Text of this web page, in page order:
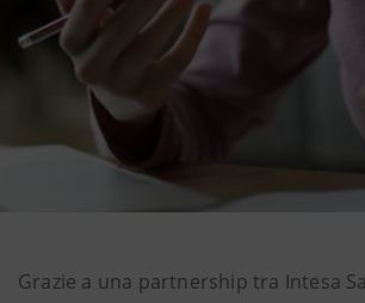
Grazie a una partnership tra Intesa